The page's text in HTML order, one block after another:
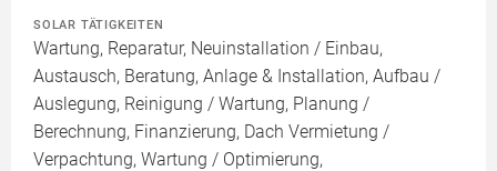
SOLAR TÄTIGKEITEN
Wartung, Reparatur, Neuinstallation / Einbau,
Austausch, Beratung, Anlage & Installation, Aufbau /
Auslegung, Reinigung / Wartung, Planung /
Berechnung, Finanzierung, Dach Vermietung /
Verpachtung, Wartung / Optimierung,